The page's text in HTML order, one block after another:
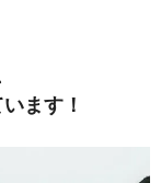
ます！